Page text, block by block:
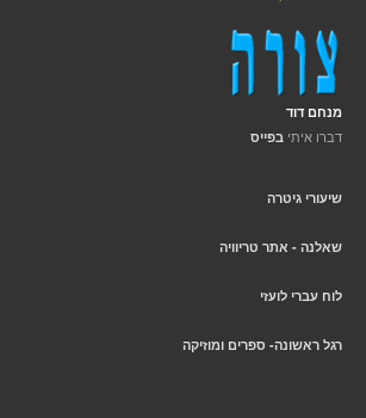
מנחם דוד
דברו איתי בפייס
שיעורי גיטרה
שאלנה - אתר טריוויה
לוח עברי לועזי
רגל ראשונה- ספרים ומוזיקה